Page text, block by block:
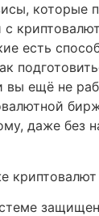
которые
есть
вы ещё не
даже без